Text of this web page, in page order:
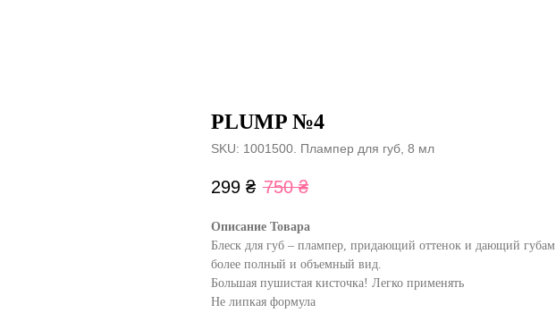
PLUMP №4
SKU: 1001500. Плампер для губ, 8 мл
299 ₴ 750 ₴
Описание Товара
Блеск для губ – плампер, придающий оттенок и дающий губам
более полный и объемный вид.
Большая пушистая кисточка! Легко применять
Не липкая формула